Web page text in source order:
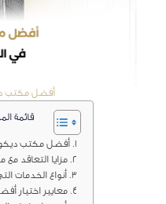
أفضل مكتب
قائمة
أفضل مكتب
مزايا التعاقد
أنواع الخدمات
معايير اختيار